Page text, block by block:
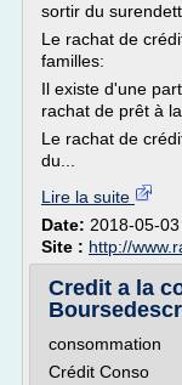
sortir du
Le rachat de
familles:
Il existe d'une
rachat de prêt à
Le rachat de
du...
Lire la suite
Date: 2018-05-
Site : http://
Credit a la
consommation
Crédit Conso